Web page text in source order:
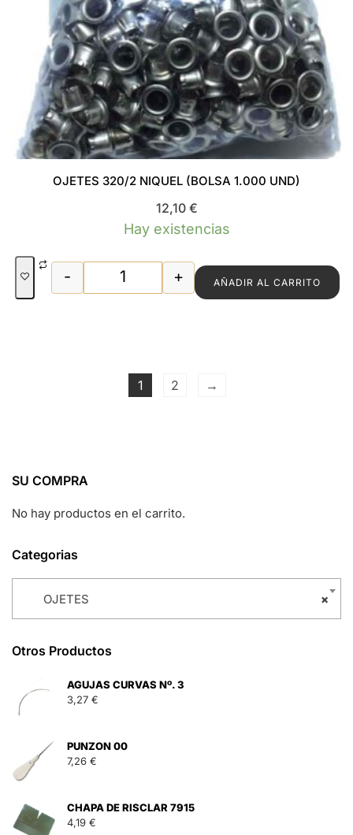
OJETES 320/2 NIQUEL (BOLSA 1.000 UND)
12,10 €
Hay existencias
OJETES 320/2 NIQUEL (BOLSA 1.000
- + AÑADIR AL CARRITO
1 2 →
SU COMPRA
No hay productos en el carrito.
Categorias
×
OJETES
Otros Productos
AGUJAS CURVAS Nº. 3
3,27 €
PUNZON 00
7,26 €
CHAPA DE RISCLAR 7915
4,19 €